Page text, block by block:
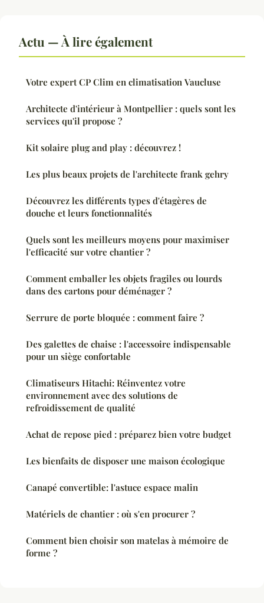
Actu — À lire également
Votre expert CP Clim en climatisation Vaucluse
Architecte d'intérieur à Montpellier : quels sont les
services qu'il propose ?
Kit solaire plug and play : découvrez !
Les plus beaux projets de l'architecte frank gehry
Découvrez les différents types d'étagères de
douche et leurs fonctionnalités
Quels sont les meilleurs moyens pour maximiser
l'efficacité sur votre chantier ?
Comment emballer les objets fragiles ou lourds
dans des cartons pour déménager ?
Serrure de porte bloquée : comment faire ?
Des galettes de chaise : l'accessoire indispensable
pour un siège confortable
Climatiseurs Hitachi: Réinventez votre
environnement avec des solutions de
refroidissement de qualité
Achat de repose pied : préparez bien votre budget
Les bienfaits de disposer une maison écologique
Canapé convertible: l'astuce espace malin
Matériels de chantier : où s'en procurer ?
Comment bien choisir son matelas à mémoire de
forme ?